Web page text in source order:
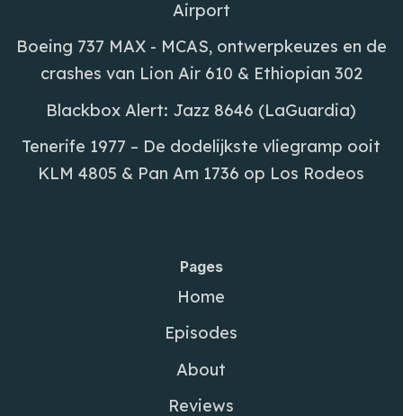
Airport
Boeing 737 MAX - MCAS, ontwerpkeuzes en de
crashes van Lion Air 610 & Ethiopian 302
Blackbox Alert: Jazz 8646 (LaGuardia)
Tenerife 1977 – De dodelijkste vliegramp ooit
KLM 4805 & Pan Am 1736 op Los Rodeos
Pages
Home
Episodes
About
Reviews